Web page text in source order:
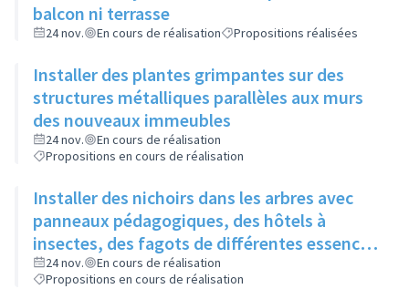
balcon ni terrasse
24 nov. En cours de réalisation Propositions réalisées
Installer des plantes grimpantes sur des
structures métalliques parallèles aux murs
des nouveaux immeubles
24 nov.
En cours de réalisation
Propositions en cours de réalisation
Installer des nichoirs dans les arbres avec
panneaux pédagogiques, des hôtels à
insectes, des fagots de différentes essences
pour stimuler la biodiversité sur la place du
24 nov.
En cours de réalisation
Propositions en cours de réalisation